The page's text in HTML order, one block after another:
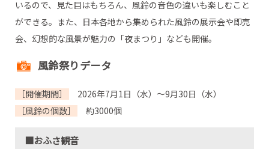
いるので、見た目はもちろん、風鈴の音色の違いも楽しむこと
ができる。また、日本各地から集められた風鈴の展示会や即売
会、幻想的な風景が魅力の「夜まつり」なども開催。
風鈴祭りデータ
［開催期間］
2026年7月1日（水）～9月30日（水）
［風鈴の個数］
約3000個
■おふさ観音